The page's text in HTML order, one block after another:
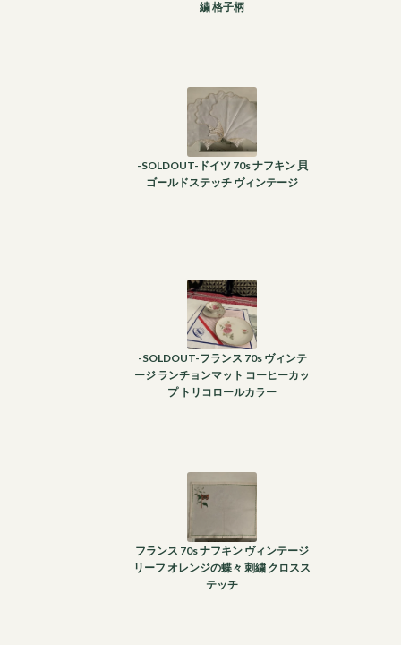
繍 格子柄
-SOLDOUT-ドイツ 70s ナフキン 貝
ゴールドステッチ ヴィンテージ
-SOLDOUT-フランス 70s ヴィンテ
ージ ランチョンマット コーヒーカッ
プ トリコロールカラー
フランス 70s ナフキン ヴィンテージ
リーフ オレンジの蝶々 刺繍 クロスス
テッチ